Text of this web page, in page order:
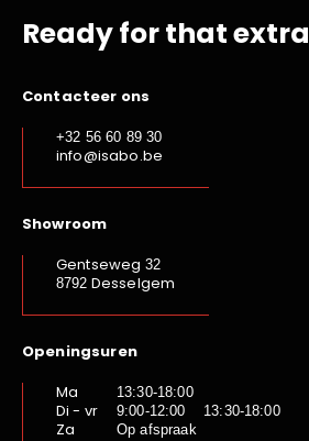
Ready for that extra
Contacteer ons
+32 56 60 89 30
info@isabo.be
Showroom
Gentseweg 32
8792 Desselgem
Openingsuren
Ma
13:30-18:00
Di - vr 9:00-12:00 13:30-18:00
Za Op afspraak